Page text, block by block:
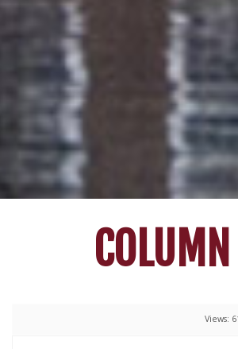
COLUMN
Views: